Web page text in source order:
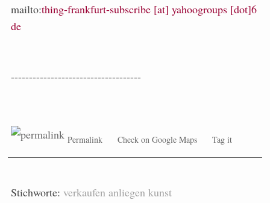
mailto:thing-frankfurt-subscribe [at] yahoogroups [dot]6
de
------------------------------------
Permalink Check on Google Maps Tag it
Stichworte: verkaufen anliegen kunst